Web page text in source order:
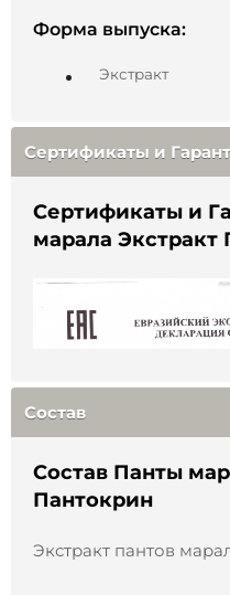
высшего качества.
Уникальная
Нет ничего
Эти животные
сильным
природа
здоровью.
Форма выпуска:
Экстракт
Панты марала
Сертификаты и
Сертификаты и
марала Экстракт
Состав
Состав Панты
Пантокрин
Экстракт пантов